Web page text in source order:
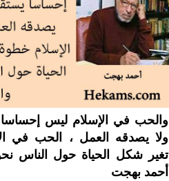
والحب في الإسلام ليس
ولا يصدقه العمل ، الحب في
تغير شكل الحياة حول الناس
أحمد بهجت